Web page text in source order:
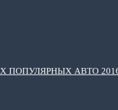
ПОПУЛЯРНЫХ АВТО